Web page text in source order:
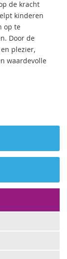
de kracht
kinderen
op te
Door de
plezier,
waardevolle